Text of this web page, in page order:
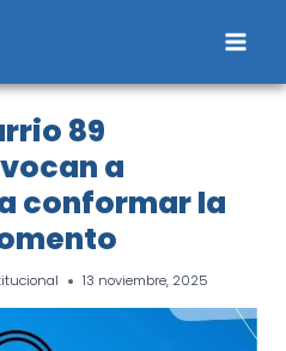
89
a
conformar la
13 noviembre, 2025